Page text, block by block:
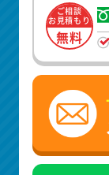
ご相談
お見積もり
無料